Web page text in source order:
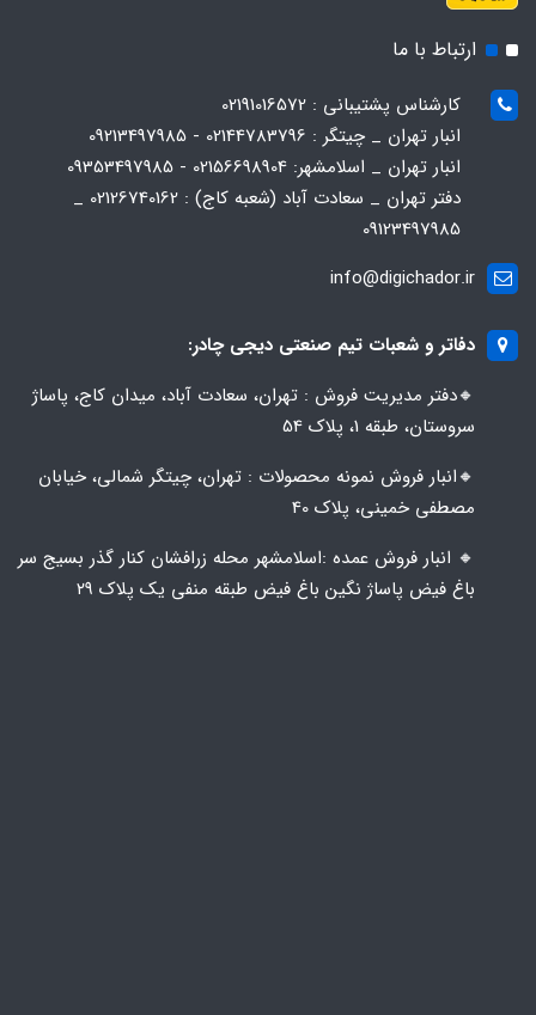
ارتباط با ما
کارشناس پشتیبانی : 02191016572
انبار تهران _ چیتگر : 02144783796 - 09213497985
انبار تهران _ اسلامشهر: 02156698904 - 09353497985
دفتر تهران _ سعادت آباد (شعبه کاج) : 02126740162 _
09123497985
info@digichador.ir
دفاتر و شعبات تیم صنعتی دیجی چادر:
🔸️​​دفتر مدیریت فروش : تهران، سعادت آباد، میدان کاج، پاساژ
سروستان، طبقه 1، پلاک 54
🔸️​​انبار فروش نمونه محصولات : تهران، چیتگر شمالی، خیابان
مصطفی خمینی، پلاک 40
🔸️ انبار فروش عمده :اسلامشهر محله زرافشان کنار گذر بسیج سر
باغ فیض پاساژ نگین باغ فیض طبقه منفی یک پلاک ۲۹